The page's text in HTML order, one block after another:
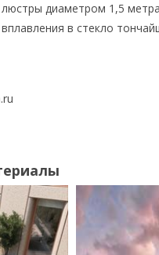
диаметром 1,5
в стекло